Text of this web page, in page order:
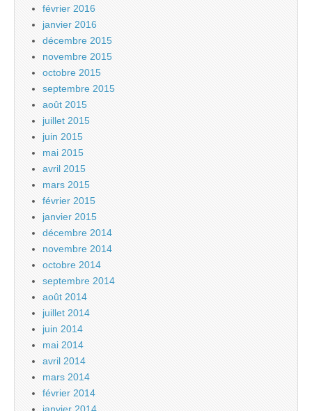
février 2016
janvier 2016
décembre 2015
novembre 2015
octobre 2015
septembre 2015
août 2015
juillet 2015
juin 2015
mai 2015
avril 2015
mars 2015
février 2015
janvier 2015
décembre 2014
novembre 2014
octobre 2014
septembre 2014
août 2014
juillet 2014
juin 2014
mai 2014
avril 2014
mars 2014
février 2014